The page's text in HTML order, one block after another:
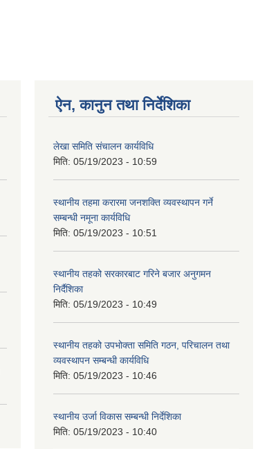
ऐन, कानुन तथा निर्देशिका
लेखा समिति संचालन कार्यविधि
मिति: 05/19/2023 - 10:59
स्थानीय तहमा करारमा जनशक्ति व्यवस्थापन गर्ने
सम्बन्धी नमूना कार्यविधि
मिति: 05/19/2023 - 10:51
स्थानीय तहको सरकारबाट गरिने बजार अनुगमन
निर्दैशिका
मिति: 05/19/2023 - 10:49
स्थानीय तहको उपभोक्ता समिति गठन, परिचालन तथा
व्यवस्थापन सम्बन्धी कार्यविधि
मिति: 05/19/2023 - 10:46
स्थानीय उर्जा विकास सम्बन्धी निर्देशिका
मिति: 05/19/2023 - 10:40